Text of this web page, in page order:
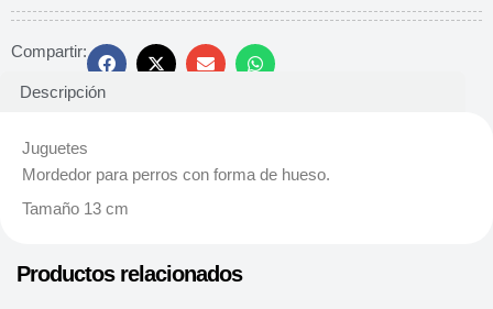
Compartir:
Descripción
Juguetes
Mordedor para perros con forma de hueso.
Tamaño 13 cm
Productos relacionados